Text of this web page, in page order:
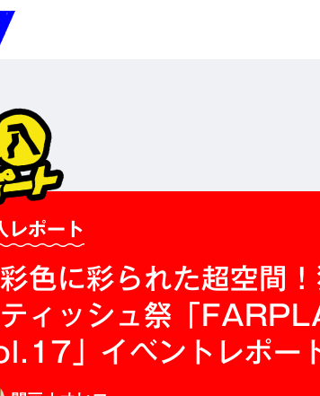
レポート
色に彩られた超空間
ティッシュ祭「
」イベントレポー